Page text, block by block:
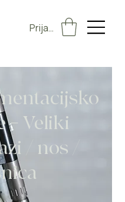
Prijava
– Veliki
/ nos /